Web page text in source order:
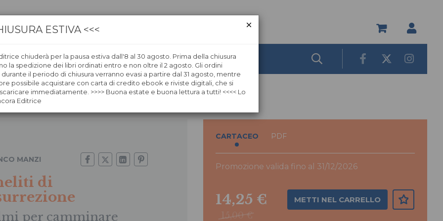
LIBRERIE ÀNCORAWOW
MANZI
di
per camminare
CARTACEO PDF
Promozione valida fino al 31/12/2026
15,00 €
14,25 € METTI NEL CARRELLO
ESTIVA <<<
chiuderà per la pausa estiva dall'8 al 30 agosto. Prima della chiusura
la spedizione dei libri ordinati entro e non oltre il 2 agosto. Gli ordini
il periodo di chiusura verranno evasi a partire dal 31 agosto, mentre
possibile acquistare con carta di credito ebook e riviste digitali, che si
immediatamente. >>>> Buona estate e buona lettura a tutti! <<<< Lo
Editrice